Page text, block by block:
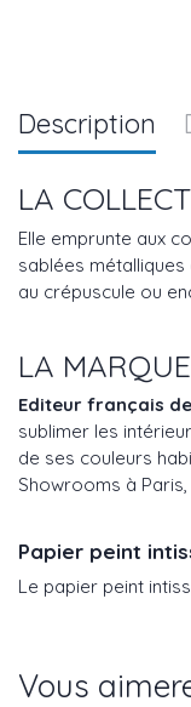
Description
LA
Elle emprunte aux
sablées métalliques
au crépuscule ou
LA
Editeur français
sublimer les
de ses couleurs
Showrooms à
Papier peint
Le papier peint
Vous